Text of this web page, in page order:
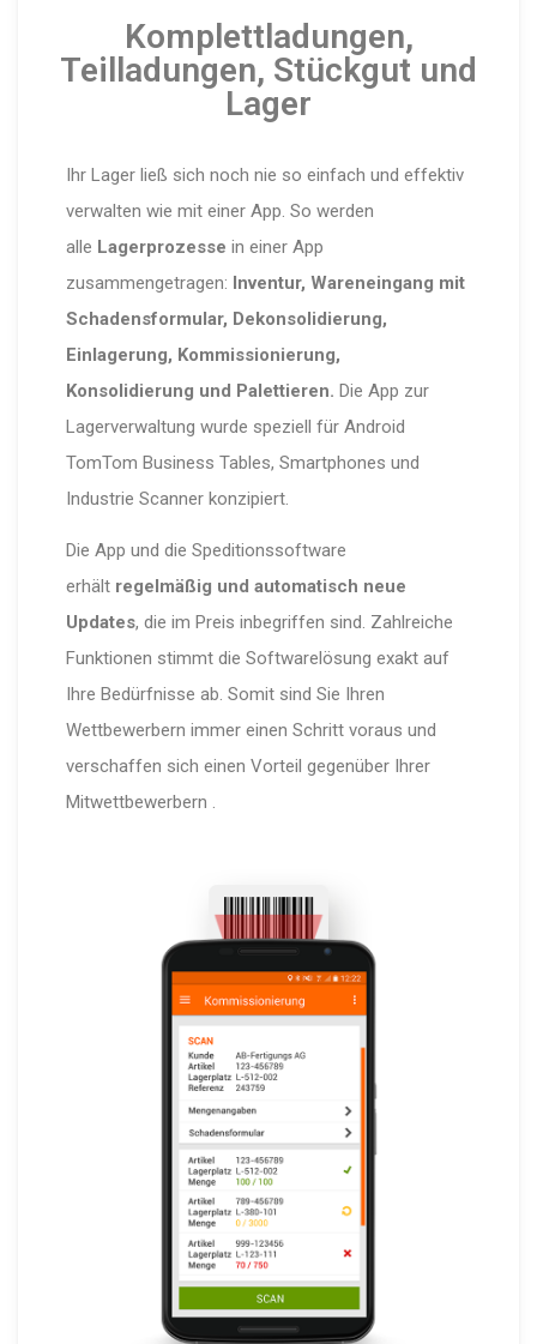
Komplettladungen,
Teilladungen, Stückgut und
Lager
Ihr Lager ließ sich noch nie so einfach und effektiv
verwalten wie mit einer App. So werden
alle Lagerprozesse in einer App
zusammengetragen: Inventur, Wareneingang mit
Schadensformular, Dekonsolidierung,
Einlagerung, Kommissionierung,
Konsolidierung und Palettieren. Die App zur
Lagerverwaltung wurde speziell für Android
TomTom Business Tables, Smartphones und
Industrie Scanner konzipiert.
Die App und die Speditionssoftware
erhält regelmäßig und automatisch neue
Updates, die im Preis inbegriffen sind. Zahlreiche
Funktionen stimmt die Softwarelösung exakt auf
Ihre Bedürfnisse ab. Somit sind Sie Ihren
Wettbewerbern immer einen Schritt voraus und
verschaffen sich einen Vorteil gegenüber Ihrer
Mitwettbewerbern .